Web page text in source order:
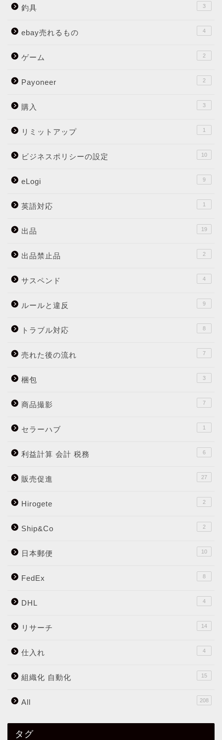
釣具 3
ebay売れるもの 4
ゲーム 2
Payoneer 2
購入 3
リミットアップ 1
ビジネスポリシーの設定 10
eLogi 9
英語対応 1
出品 19
出品禁止品 2
サスペンド 4
ルールと違反 9
トラブル対応 8
売れた後の流れ 7
梱包 3
商品撮影 7
セラーハブ 1
利益計算 会計 税務 6
販売促進 27
Hirogete 2
Ship&Co 2
日本郵便 10
FedEx 8
DHL 4
リサーチ 14
仕入れ 4
組織化 自動化 15
All 208
タグ